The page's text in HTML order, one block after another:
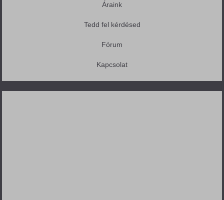
Áraink
Tedd fel kérdésed
Fórum
Kapcsolat